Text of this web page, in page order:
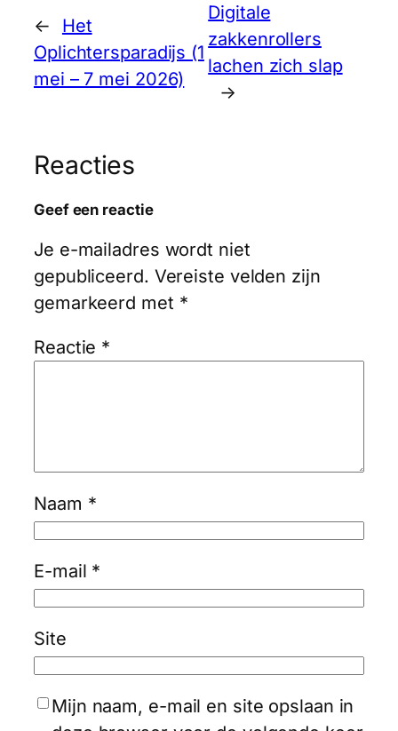
←
Het
Oplichtersparadijs (1
mei – 7 mei 2026)
Digitale
zakkenrollers
lachen zich slap
→
Reacties
Geef een reactie
Je e-mailadres wordt niet
gepubliceerd. Vereiste velden zijn
gemarkeerd met *
Reactie *
Naam *
E-mail *
Site
Mijn naam, e-mail en site opslaan in